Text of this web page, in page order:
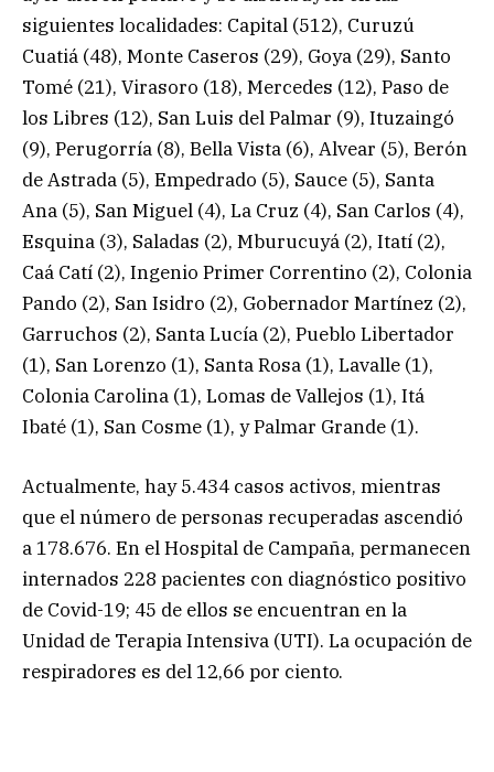
siguientes localidades: Capital (512), Curuzú
Cuatiá (48), Monte Caseros (29), Goya (29), Santo
Tomé (21), Virasoro (18), Mercedes (12), Paso de
los Libres (12), San Luis del Palmar (9), Ituzaingó
(9), Perugorría (8), Bella Vista (6), Alvear (5), Berón
de Astrada (5), Empedrado (5), Sauce (5), Santa
Ana (5), San Miguel (4), La Cruz (4), San Carlos (4),
Esquina (3), Saladas (2), Mburucuyá (2), Itatí (2),
Caá Catí (2), Ingenio Primer Correntino (2), Colonia
Pando (2), San Isidro (2), Gobernador Martínez (2),
Garruchos (2), Santa Lucía (2), Pueblo Libertador
(1), San Lorenzo (1), Santa Rosa (1), Lavalle (1),
Colonia Carolina (1), Lomas de Vallejos (1), Itá
Ibaté (1), San Cosme (1), y Palmar Grande (1).
Actualmente, hay 5.434 casos activos, mientras
que el número de personas recuperadas ascendió
a 178.676. En el Hospital de Campaña, permanecen
internados 228 pacientes con diagnóstico positivo
de Covid-19; 45 de ellos se encuentran en la
Unidad de Terapia Intensiva (UTI). La ocupación de
respiradores es del 12,66 por ciento.